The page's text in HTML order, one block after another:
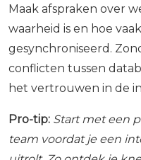
Maak afspraken over
waarheid is en hoe
gesynchroniseerd.
conflicten tussen
het vertrouwen in de
Pro-tip: Start met een
team voordat je een